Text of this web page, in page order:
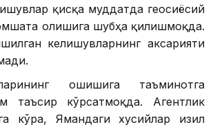
қисқа муддатда геосиёсий
олишига шубҳа қилишмоқда.
келишувларнинг аксарияти
ошишига таъминотга
таъсир кўрсатмоқда. Агентлик
кўра, Ямандаги хусийлар Қизил